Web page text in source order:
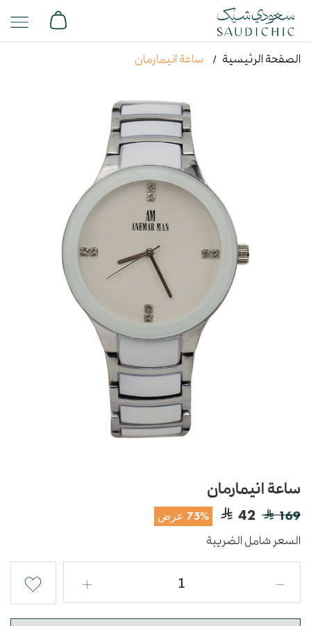
الصفحة الرئيسية ساعة انيمارمان
ساعة انيمارمان
169
42 75% عرض
السعر شامل الضريبة